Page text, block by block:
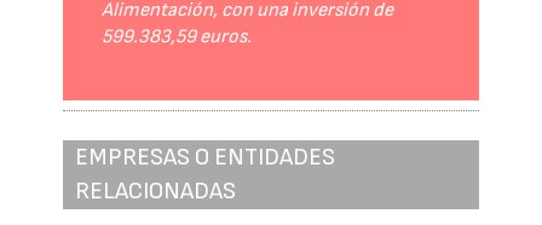
Alimentación, con una inversión de
599.383,59 euros.
EMPRESAS O ENTIDADES
RELACIONADAS